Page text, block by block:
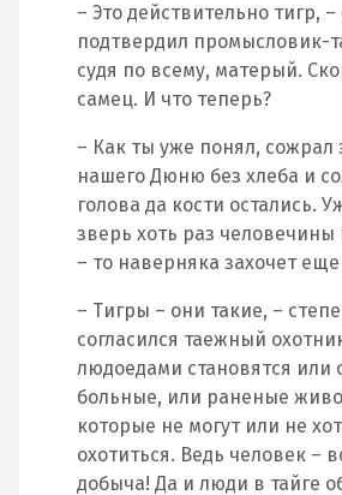
– Это действительно тигр,
подтвердил промысловик-
судя по всему, матерый.
самец. И что теперь?
– Как ты уже понял, сожрал
нашего Дюню без хлеба и
голова да кости остались.
зверь хоть раз человечины
– то наверняка захочет еще
– Тигры – они такие, –
согласился таежный
людоедами становятся или
больные, или раненые
которые не могут или не
охотиться. Ведь человек –
добыча! Да и люди в тайге